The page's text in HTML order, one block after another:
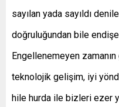
sayılan yada sayıldı
doğruluğundan bile
Engellenemeyen
teknolojik gelişim, iyi
hile hurda ile bizleri ezer